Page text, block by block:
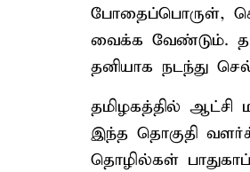
போதைப்பொருள்,
வைக்க வேண்டும்.
தனியாக நடந்து
தமிழகத்தில் ஆட்சி
இந்த தொகுதி
தொழில்கள்